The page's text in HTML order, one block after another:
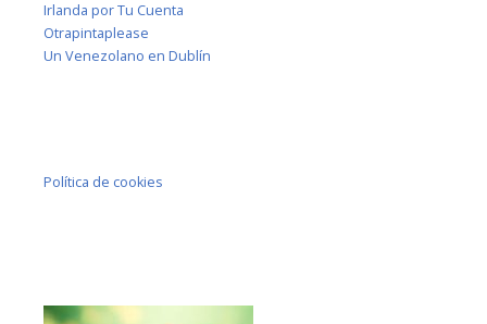
Irlanda por Tu Cuenta
Otrapintaplease
Un Venezolano en Dublín
Política de cookies